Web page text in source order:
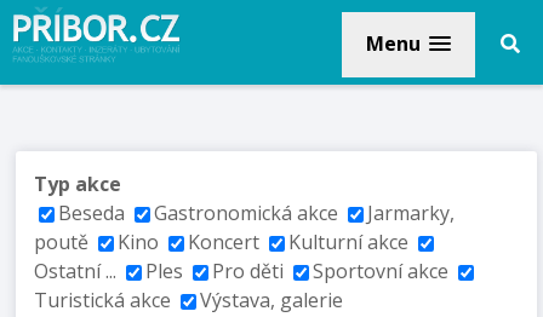
Menu
Typ akce
Beseda
Gastronomická akce
Jarmarky,
poutě
Kino Koncert
Kulturní akce
Ostatní ...
Ples Pro děti
Sportovní akce
Turistická akce
Výstava, galerie